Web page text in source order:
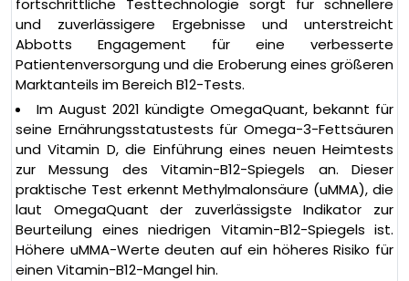
fortschrittliche Testtechnologie sorgt für schnellere
und zuverlässigere Ergebnisse und unterstreicht
Abbotts Engagement für eine verbesserte
Patientenversorgung und die Eroberung eines größeren
Marktanteils im Bereich B12-Tests.
Im August 2021 kündigte OmegaQuant, bekannt für
seine Ernährungsstatustests für Omega-3-Fettsäuren
und Vitamin D, die Einführung eines neuen Heimtests
zur Messung des Vitamin-B12-Spiegels an. Dieser
praktische Test erkennt Methylmalonsäure (uMMA), die
laut OmegaQuant der zuverlässigste Indikator zur
Beurteilung eines niedrigen Vitamin-B12-Spiegels ist.
Höhere uMMA-Werte deuten auf ein höheres Risiko für
einen Vitamin-B12-Mangel hin.